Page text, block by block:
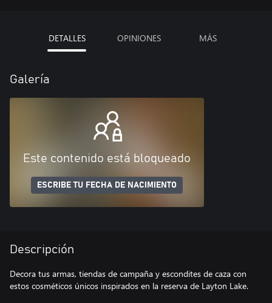
DETALLES OPINIONES MÁS
Galería
Este contenido está bloqueado
ESCRIBE TU FECHA DE NACIMIENTO
Descripción
Decora tus armas, tiendas de campaña y escondites de caza con
estos cosméticos únicos inspirados en la reserva de Layton Lake.